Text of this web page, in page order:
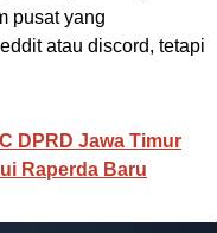
pusat yang
atau discord, tetapi
DPRD Jawa Timur
Raperda Baru